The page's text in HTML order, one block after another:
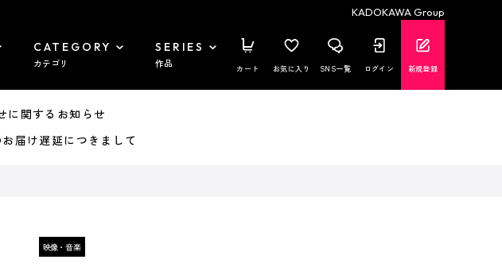
KADOKAWA Group
CATEGORY
カテゴリ
SERIES
作品 カート お気に入り SNS一覧 ログイン 新規登録
関するお知らせ
届け遅延につきまして